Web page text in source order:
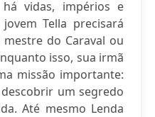
vidas, impérios e
Tella precisará
do Caraval ou
isso, sua irmã
missão importante:
um segredo
Até mesmo Lenda